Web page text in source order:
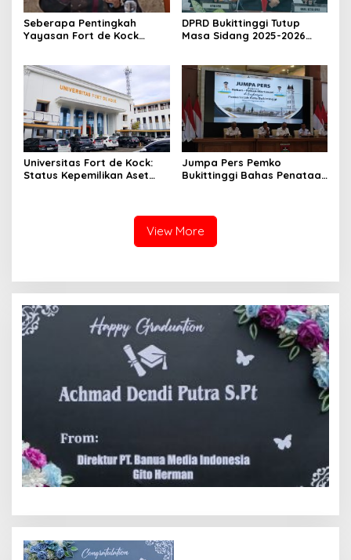
Seberapa Pentingkah
Yayasan Fort de Kock
Jam Gadang?
DPRD Bukittinggi Tutup
Masa Sidang 2025-2026
Beri Apresiasi
Universitas Fort de Kock:
Status Kepemilikan Aset
Nomor 2108/K/Pdt/2022
Jumpa Pers Pemko
Bukittinggi Bahas Penataan
View More